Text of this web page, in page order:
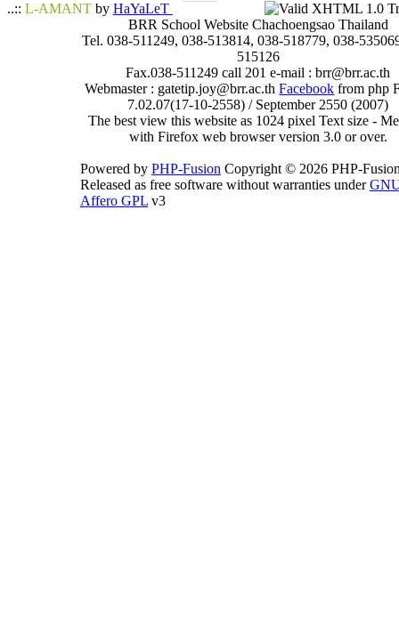
..:: L-AMANT by HaYaLeT
BRR School Website Chachoengsao Thailand
Tel. 038-511249, 038-513814, 038-518779, 038-
515126
Fax.038-511249 call 201 e-mail : brr@brr.ac.th
Webmaster : gatetip.joy@brr.ac.thFacebook from php
7.02.07(17-10-2558) / September 2550 (2007)
The best view this website as 1024 pixel Text size -
with Firefox web browser version 3.0 or over.
Powered by PHP-Fusion Copyright © 2026 PHP-
Released as free software without warranties under
Affero GPL v3